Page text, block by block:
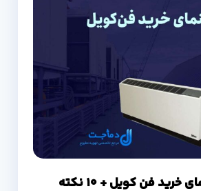
کامل ترین راهنمای خرید فن کویل + 10 نکته